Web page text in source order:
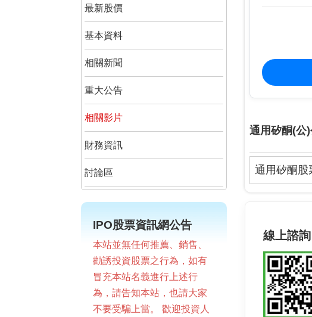
最新股價
基本資料
相關新聞
重大公告
相關影片
財務資訊
討論區
IPO股票資訊網公告
本站並無任何推薦、銷售、
勸誘投資股票之行為，如有
冒充本站名義進行上述行
為，請告知本站，也請大家
不要受騙上當。 歡迎投資人
通用矽酮(公
通用矽酮股
線上諮